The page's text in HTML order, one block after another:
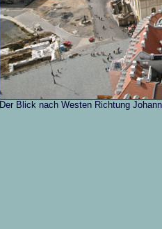
Der Blick nach Westen Richtung